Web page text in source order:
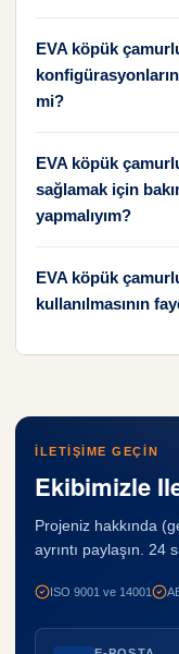
EVA köpük
mi?
EVA köpük
sağlamak için
yapmalıyım?
EVA köpük
kullanılmasının
İLETIŞIME GEÇIN
Ekibimizle
Projeniz hakkında
ayrıntı paylaşın. 24
ISO 9001 ve 14001